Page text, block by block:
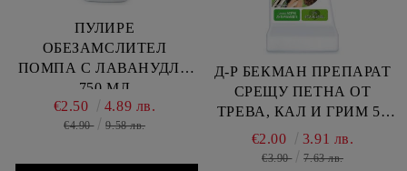
ПУЛИРЕ
ОБЕЗАМСЛИТЕЛ
ПОМПА С ЛАВАНУДЛА
750 МЛ
€2.50
4.89 лв.
€4.90 9.58 лв.
Д-Р БЕКМАН ПРЕПАРАТ
СРЕЩУ ПЕТНА ОТ
ТРЕВА, КАЛ И ГРИМ 50
МЛ
€2.00 3.91 лв.
€3.90 7.63 лв.